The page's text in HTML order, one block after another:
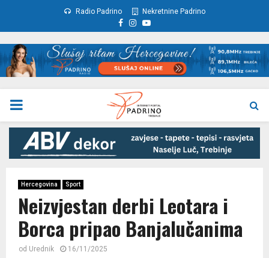
Radio Padrino Nekretnine Padrino
Facebook
Instagram
Youtube
PRIMARY
MENU
Hercegovina Sport
Neizvjestan derbi Leotara i
Borca pripao Banjalučanima
od Urednik 16/11/2025